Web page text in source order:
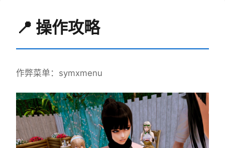
📍 操作攻略
作弊菜单：symxmenu